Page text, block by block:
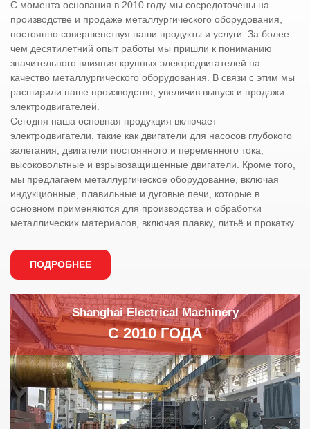
С момента основания в 2010 году мы сосредоточены на
производстве и продаже металлургического оборудования,
постоянно совершенствуя наши продукты и услуги. За более
чем десятилетний опыт работы мы пришли к пониманию
значительного влияния крупных электродвигателей на
качество металлургического оборудования. В связи с этим мы
расширили наше производство, увеличив выпуск и продажи
электродвигателей.
Сегодня наша основная продукция включает
электродвигатели, такие как двигатели для насосов глубокого
залегания, двигатели постоянного и переменного тока,
высоковольтные и взрывозащищенные двигатели. Кроме того,
мы предлагаем металлургическое оборудование, включая
индукционные, плавильные и дуговые печи, которые в
основном применяются для производства и обработки
металлических материалов, включая плавку, литьё и прокатку.
ПОДРОБНЕЕ
Shanghai Electrical Machinery
С 2010 ГОДА